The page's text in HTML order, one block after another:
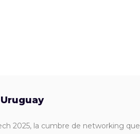
2025, la cumbre de networking